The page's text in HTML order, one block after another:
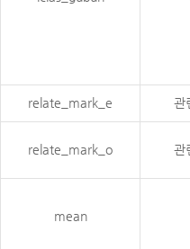
relate_mark_e 관
relate_mark_o 관
mean